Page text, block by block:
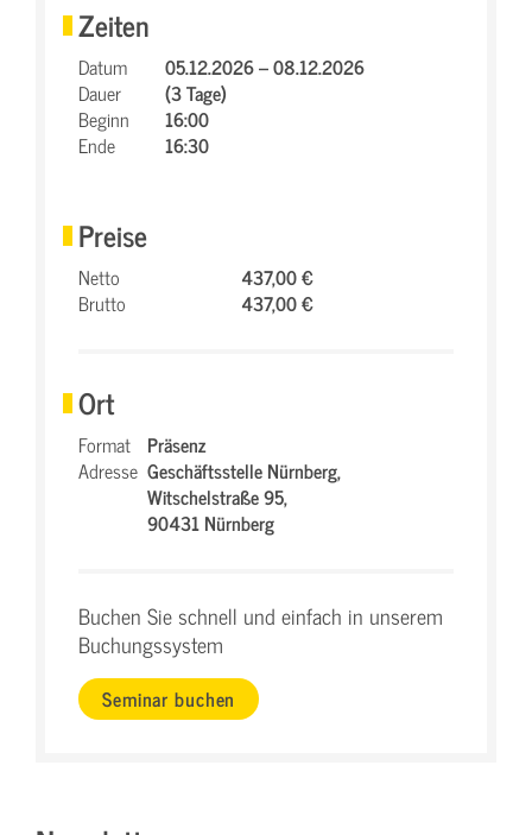
Zeiten
Datum
05.12.2026 – 08.12.2026
Dauer
(3 Tage)
Beginn
16:00
Ende
16:30
Preise
Netto
437,00 €
Brutto
437,00 €
Ort
Format Präsenz
Adresse Geschäftsstelle Nürnberg,
Witschelstraße 95,
90431 Nürnberg
Buchen Sie schnell und einfach in unserem
Buchungssystem
Seminar buchen